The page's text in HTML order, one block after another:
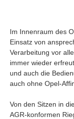
Im Innenraum des
Einsatz von
Verarbeitung vor
immer wieder
und auch die
auch ohne Opel-
Von den Sitzen in
AGR-konformen